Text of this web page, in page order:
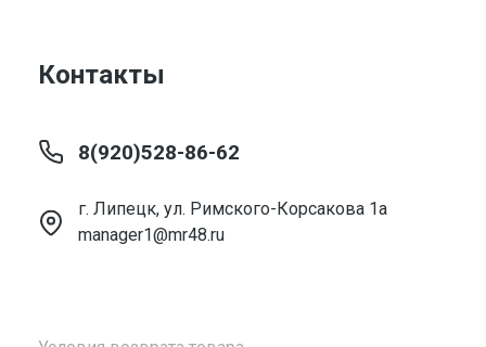
Контакты
8(920)528-86-62
г. Липецк, ул. Римского-Корсакова 1а
manager1@mr48.ru